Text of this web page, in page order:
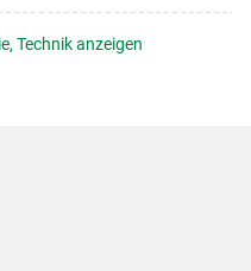
Technik anzeigen